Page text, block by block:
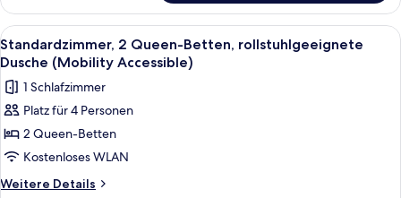
2 Queen-
Betten
Alle
Fotos
für
Standardzimmer,
2 Queen-
Betten,
rollstuhlgeeignete
Dusche
Ein Hotelzimmer mit zwei Betten,
4
Standardzimmer, 2 Queen-Betten, rollstuhlgeeignete
Dusche (Mobility Accessible)
1 Schlafzimmer
Platz für 4 Personen
2 Queen-Betten
Kostenloses WLAN
Weitere Details
Weitere